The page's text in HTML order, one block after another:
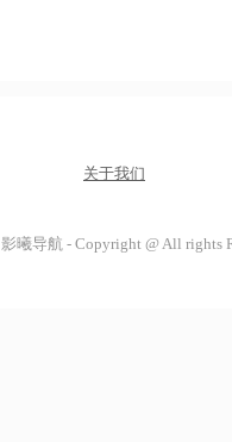
关于我们
影曦导航 - Copyright @ All rights